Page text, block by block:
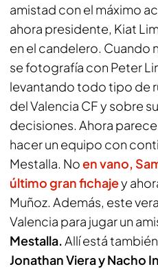
amistad con el máximo
ahora presidente, Kiat
en el candelero. Cuando
se fotografía con Peter
levantando todo tipo de
del Valencia CF y sobre
decisiones. Ahora
hacer un equipo con
Mestalla. Noen vano,
último gran fichajey
Muñoz. Además, este
Valencia para jugar un
Mestalla.Allí está
Jonathan Viera y Nacho